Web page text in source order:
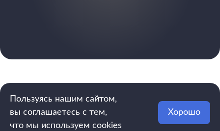
Пользуясь нашим сайтом,
вы соглашаетесь с тем,
что мы используем cookies
Хорошо